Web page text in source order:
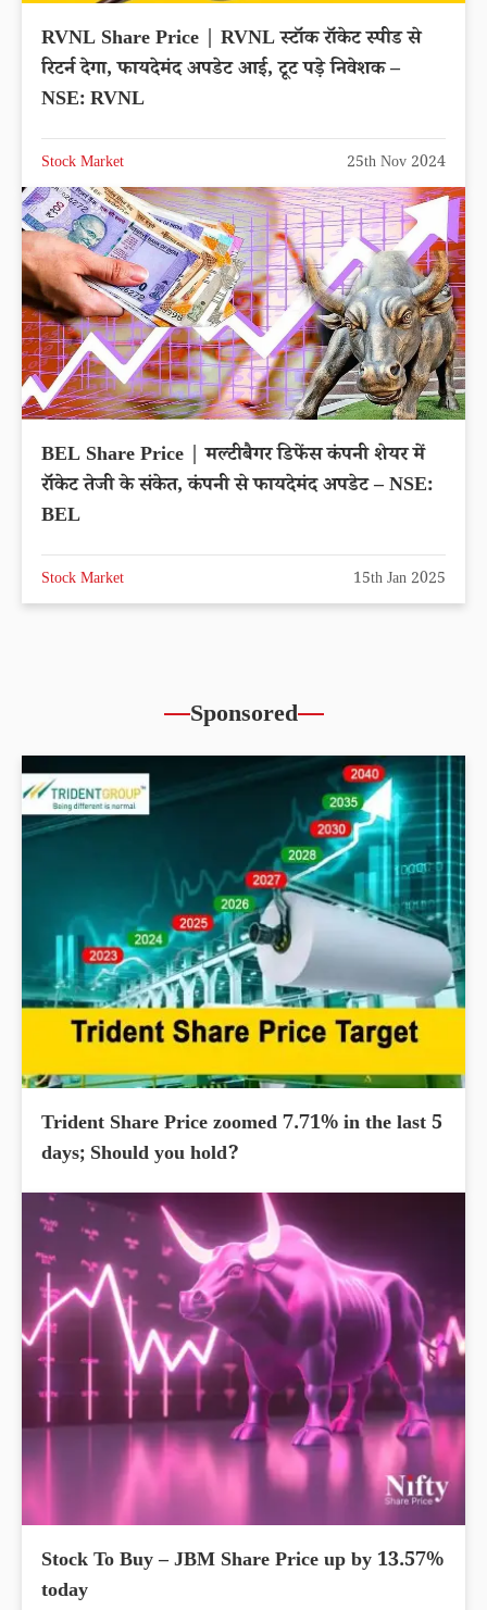
RVNL Share Price | RVNL स्टॉक रॉकेट स्पीड से
रिटर्न देगा, फायदेमंद अपडेट आई, टूट पड़े निवेशक –
NSE: RVNL
Stock Market 25th Nov 2024
BEL Share Price | मल्टीबैगर डिफेंस कंपनी शेयर में
रॉकेट तेजी के संकेत, कंपनी से फायदेमंद अपडेट – NSE:
BEL
Stock Market 15th Jan 2025
Sponsored
Trident Share Price zoomed 7.71% in the last 5
days; Should you hold?
Stock To Buy – JBM Share Price up by 13.57%
today